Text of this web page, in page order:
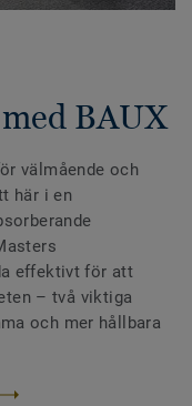
BAUX
välmående och
här i en
effektivt för att
– två viktiga
och mer hållbara